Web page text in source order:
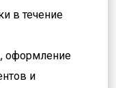
в течение
оформление
и